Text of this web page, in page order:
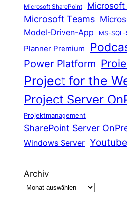
Microsoft SharePoint Microsoft
Microsoft Teams
Model-Driven-App MS-SQL-
Planner Premium
Power Platform
Project for the
Project Server
Projektmanagement
SharePoint Server
Windows Server Youtube
Archiv